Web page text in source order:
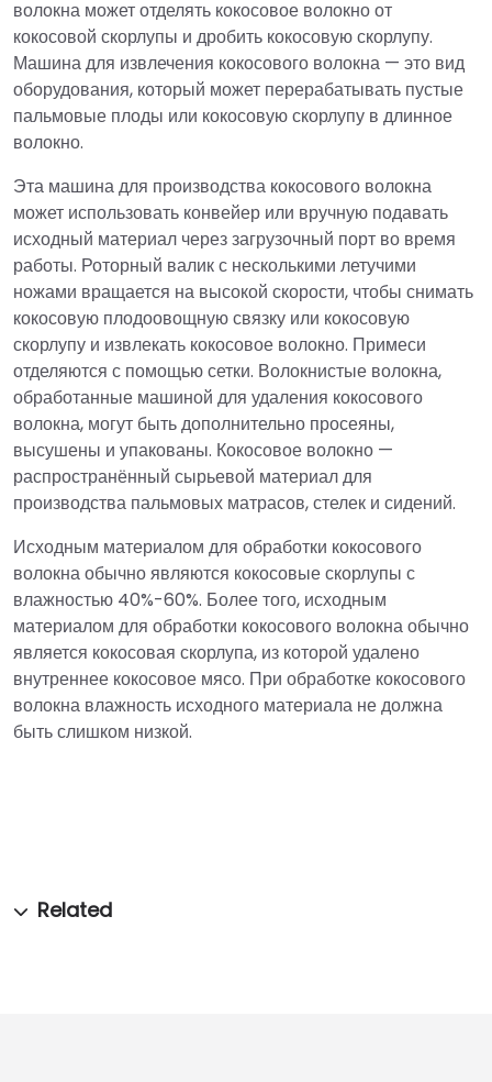
волокна может отделять кокосовое волокно от
кокосовой скорлупы и дробить кокосовую скорлупу.
Машина для извлечения кокосового волокна — это вид
оборудования, который может перерабатывать пустые
пальмовые плоды или кокосовую скорлупу в длинное
волокно.
Эта машина для производства кокосового волокна
может использовать конвейер или вручную подавать
исходный материал через загрузочный порт во время
работы. Роторный валик с несколькими летучими
ножами вращается на высокой скорости, чтобы снимать
кокосовую плодоовощную связку или кокосовую
скорлупу и извлекать кокосовое волокно. Примеси
отделяются с помощью сетки. Волокнистые волокна,
обработанные машиной для удаления кокосового
волокна, могут быть дополнительно просеяны,
высушены и упакованы. Кокосовое волокно —
распространённый сырьевой материал для
производства пальмовых матрасов, стелек и сидений.
Исходным материалом для обработки кокосового
волокна обычно являются кокосовые скорлупы с
влажностью 40%-60%. Более того, исходным
материалом для обработки кокосового волокна обычно
является кокосовая скорлупа, из которой удалено
внутреннее кокосовое мясо. При обработке кокосового
волокна влажность исходного материала не должна
быть слишком низкой.